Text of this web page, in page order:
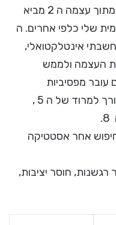
כאשר שורה זו מופיעההאדם פועל מתוך עצמה ה 2 מביא
שלי כלפי אחרים. ה
אינטלקטואלי,
ה 8 מביא את העצמה ולממש
מפסיביות
והתלותיות של ה 2 אל השונות והצורך למרוד של ה 5 ,
אחר אסטטיקה
רגשנות, חוסר יציבות,